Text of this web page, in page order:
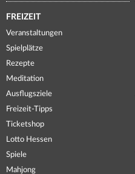
FREIZEIT
Veranstaltungen
Spielplätze
Rezepte
Meditation
Ausflugsziele
Freizeit-Tipps
Ticketshop
Lotto Hessen
Spiele
Mahjong